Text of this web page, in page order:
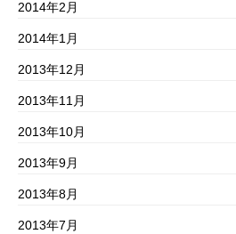
2014年2月
2014年1月
2013年12月
2013年11月
2013年10月
2013年9月
2013年8月
2013年7月